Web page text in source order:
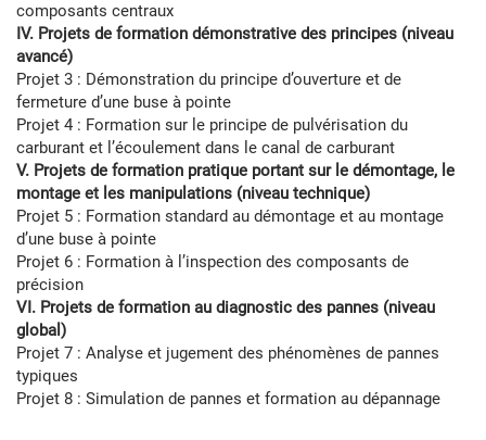
composants centraux
IV. Projets de formation démonstrative des principes (niveau
avancé)
Projet 3 : Démonstration du principe d’ouverture et de
fermeture d’une buse à pointe
Projet 4 : Formation sur le principe de pulvérisation du
carburant et l’écoulement dans le canal de carburant
V. Projets de formation pratique portant sur le démontage, le
montage et les manipulations (niveau technique)
Projet 5 : Formation standard au démontage et au montage
d’une buse à pointe
Projet 6 : Formation à l’inspection des composants de
précision
VI. Projets de formation au diagnostic des pannes (niveau
global)
Projet 7 : Analyse et jugement des phénomènes de pannes
typiques
Projet 8 : Simulation de pannes et formation au dépannage